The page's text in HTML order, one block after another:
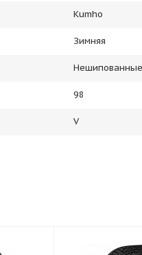
Kumho
Зимняя
Нешипованные
98
V